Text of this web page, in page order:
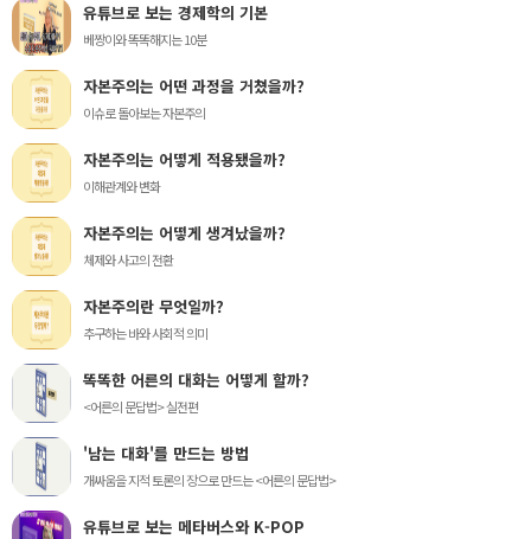
유튜브로 보는 경제학의 기본
베짱이와 똑똑해지는 10분
자본주의는 어떤 과정을 거쳤을까?
이슈로 돌아보는 자본주의
자본주의는 어떻게 적용됐을까?
이해관계와 변화
자본주의는 어떻게 생겨났을까?
체제와 사고의 전환
자본주의란 무엇일까?
추구하는 바와 사회적 의미
똑똑한 어른의 대화는 어떻게 할까?
<어른의 문답법> 실전편
'남는 대화'를 만드는 방법
개싸움을 지적 토론의 장으로 만드는 <어른의 문답법>
유튜브로 보는 메타버스와 K-POP